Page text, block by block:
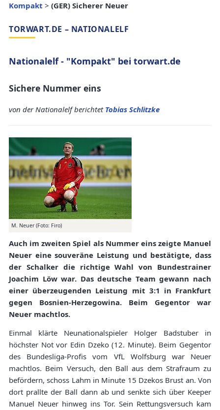
Kompakt > (GER) Sicherer Neuer
TORWART.DE – NATIONALELF
Nationalelf - "Kompakt" bei torwart.de
Sichere Nummer eins
von der Nationalelf berichtet Tobias Schlitzke
M. Neuer (Foto: Firo)
Auch im zweiten Spiel als Nummer eins zeigte Manuel
Neuer eine souveräne Leistung und bestätigte, dass
der Schalker die richtige Wahl von Bundestrainer
Joachim Löw war. Das deutsche Team gewann nach
einer überzeugenden Leistung mit 3:1 in Frankfurt
gegen Bosnien-Herzegowina. Beim Gegentor war
Neuer machtlos.
Einmal klärte Neunationalspieler Holger Badstuber in
höchster Not vor Edin Dzeko (12. Minute). Beim Gegentor
des Bundesliga-Profis vom VfL Wolfsburg war Neuer
machtlos. Beim Versuch, den Ball aus dem Strafraum zu
befördern, schoss Lahm in Minute 15 Dzekos Brust an. Von
dort prallte der Ball dann ab und senkte sich über Keeper
Manuel Neuer hinweg ins Tor. Sein Rettungsversuch kam